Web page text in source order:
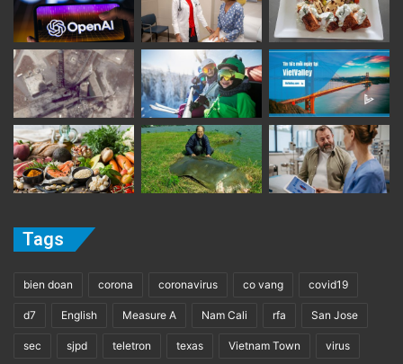
Tags
bien doan corona coronavirus co vang covid19
d7 English Measure A Nam Cali rfa San Jose
sec sjpd teletron texas Vietnam Town virus